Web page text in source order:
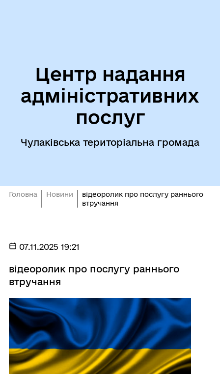
Центр надання
адміністративних
послуг
Чулаківська територіальна громада
Головна Новини
відеоролик про послугу раннього
втручання
07.11.2025 19:21
відеоролик про послугу раннього
втручання